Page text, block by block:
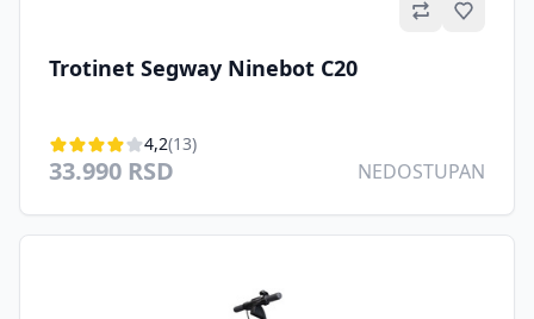
Trotinet Segway Ninebot C20
4,2(13)
33.990 RSD NEDOSTUPAN